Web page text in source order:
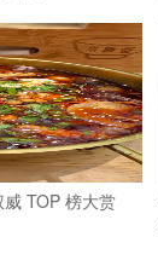
TOP 榜大赏